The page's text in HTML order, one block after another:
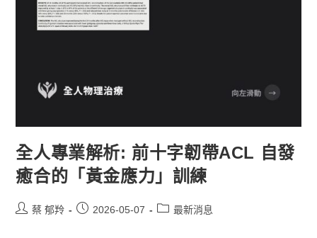
全人專業解析: 前十字韌帶ACL 自發
癒合的「黃金應力」訓練
蔡 郁羚 2026-05-07 最新消息